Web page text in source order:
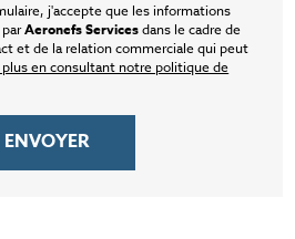
j'accepte que les informations
parAeronefs Servicesdans le cadre de
et de la relation commerciale qui peut
plus en consultant notre politique de